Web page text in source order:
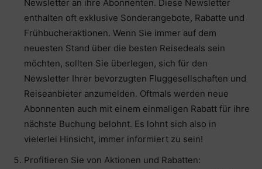
Newsletter an ihre Abonnenten. Diese Newsletter
enthalten oft exklusive Sonderangebote, Rabatte und
Frühbucheraktionen. Wenn Sie immer auf dem
neuesten Stand über die besten Reisedeals sein
möchten, sollten Sie überlegen, sich für den
Newsletter Ihrer bevorzugten Fluggesellschaften und
Reiseanbieter anzumelden. Oftmals werden neue
Abonnenten auch mit einem einmaligen Rabatt für ihre
nächste Buchung belohnt. Es lohnt sich also in
vielerlei Hinsicht, immer informiert zu sein!
Profitieren Sie von Aktionen und Rabatten: